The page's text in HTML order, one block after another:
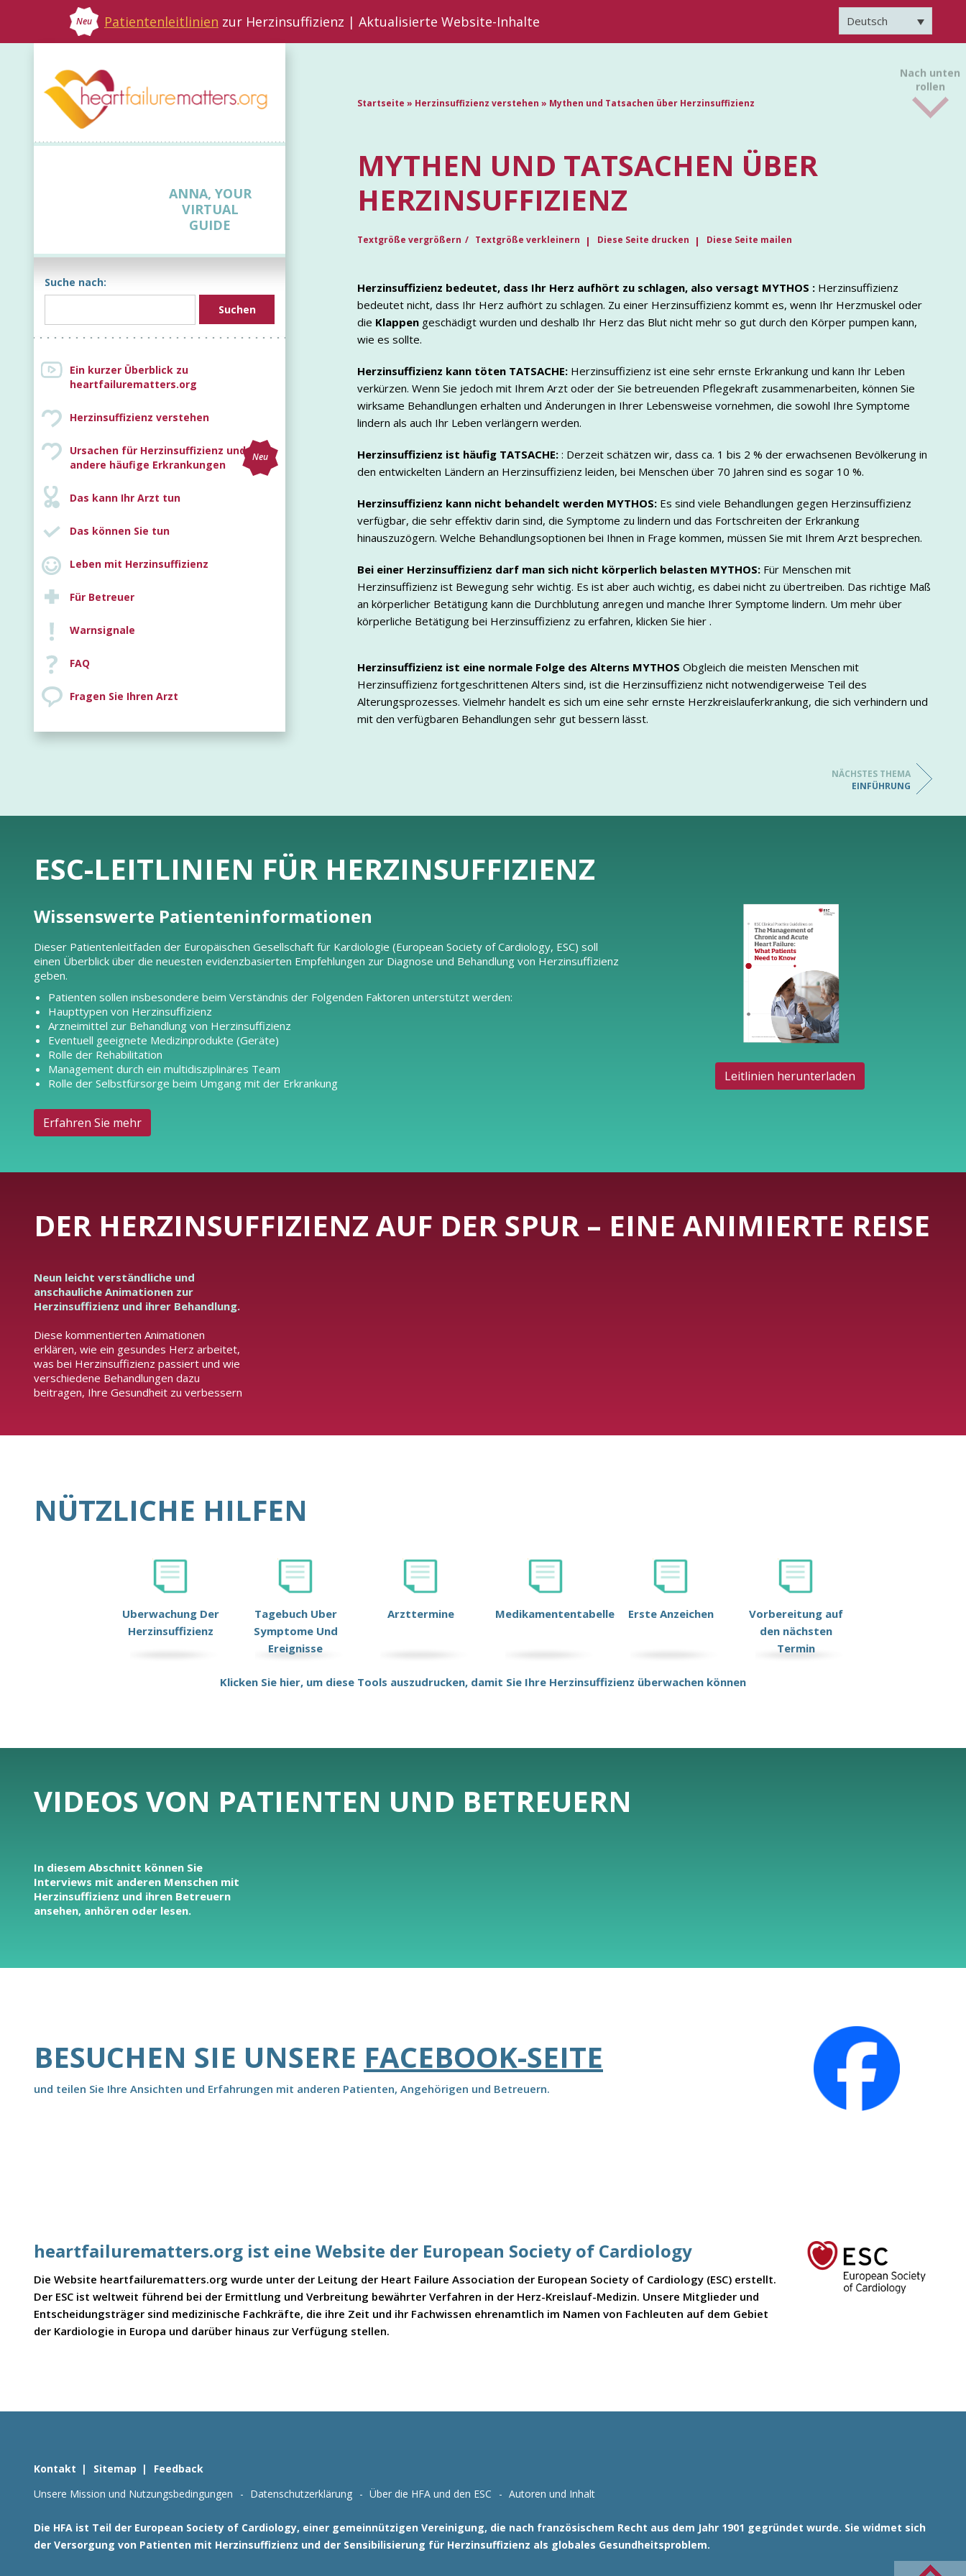
Neu Patientenleitlinien zur Herzinsuffizienz | Aktualisierte Website-Inhalte Deutsch
ANNA, YOUR
VIRTUAL
GUIDE
Suche nach:
Ein kurzer Überblick zu
heartfailurematters.org
Herzinsuffizienz verstehen
Ursachen für Herzinsuffizienz und
andere häufige Erkrankungen
Neu
Das kann Ihr Arzt tun
Das können Sie tun
Leben mit Herzinsuffizienz
Für Betreuer
Warnsignale
FAQ
Fragen Sie Ihren Arzt
Startseite » Herzinsuffizienz verstehen » Mythen und Tatsachen über Herzinsuffizienz
MYTHEN UND TATSACHEN ÜBER
HERZINSUFFIZIENZ
Textgröße vergrößern Textgröße verkleinern Diese Seite drucken Diese Seite mailen
Herzinsuffizienz bedeutet, dass Ihr Herz aufhört zu schlagen, also versagt MYTHOS : Herzinsuffizienz
bedeutet nicht, dass Ihr Herz aufhört zu schlagen. Zu einer Herzinsuffizienz kommt es, wenn Ihr Herzmuskel oder
die Klappen geschädigt wurden und deshalb Ihr Herz das Blut nicht mehr so gut durch den Körper pumpen kann,
wie es sollte.
Herzinsuffizienz kann töten TATSACHE: Herzinsuffizienz ist eine sehr ernste Erkrankung und kann Ihr Leben
verkürzen. Wenn Sie jedoch mit Ihrem Arzt oder der Sie betreuenden Pflegekraft zusammenarbeiten, können Sie
wirksame Behandlungen erhalten und Änderungen in Ihrer Lebensweise vornehmen, die sowohl Ihre Symptome
lindern als auch Ihr Leben verlängern werden.
Herzinsuffizienz ist häufig TATSACHE: : Derzeit schätzen wir, dass ca. 1 bis 2 % der erwachsenen Bevölkerung in
den entwickelten Ländern an Herzinsuffizienz leiden, bei Menschen über 70 Jahren sind es sogar 10 %.
Herzinsuffizienz kann nicht behandelt werden MYTHOS: Es sind viele Behandlungen gegen Herzinsuffizienz
verfügbar, die sehr effektiv darin sind, die Symptome zu lindern und das Fortschreiten der Erkrankung
hinauszuzögern. Welche Behandlungsoptionen bei Ihnen in Frage kommen, müssen Sie mit Ihrem Arzt besprechen.
Bei einer Herzinsuffizienz darf man sich nicht körperlich belasten MYTHOS: Für Menschen mit
Herzinsuffizienz ist Bewegung sehr wichtig. Es ist aber auch wichtig, es dabei nicht zu übertreiben. Das richtige Maß
an körperlicher Betätigung kann die Durchblutung anregen und manche Ihrer Symptome lindern. Um mehr über
körperliche Betätigung bei Herzinsuffizienz zu erfahren, klicken Sie hier .
Herzinsuffizienz ist eine normale Folge des Alterns MYTHOS Obgleich die meisten Menschen mit
Herzinsuffizienz fortgeschrittenen Alters sind, ist die Herzinsuffizienz nicht notwendigerweise Teil des
Alterungsprozesses. Vielmehr handelt es sich um eine sehr ernste Herzkreislauferkrankung, die sich verhindern und
mit den verfügbaren Behandlungen sehr gut bessern lässt.
NÄCHSTES THEMA
EINFÜHRUNG
ESC-LEITLINIEN FÜR HERZINSUFFIZIENZ
Wissenswerte Patienteninformationen
Dieser Patientenleitfaden der Europäischen Gesellschaft für Kardiologie (European Society of Cardiology, ESC) soll
einen Überblick über die neuesten evidenzbasierten Empfehlungen zur Diagnose und Behandlung von Herzinsuffizienz
geben.
Patienten sollen insbesondere beim Verständnis der Folgenden Faktoren unterstützt werden:
Haupttypen von Herzinsuffizienz
Arzneimittel zur Behandlung von Herzinsuffizienz
Eventuell geeignete Medizinprodukte (Geräte)
Rolle der Rehabilitation
Management durch ein multidisziplinäres Team
Rolle der Selbstfürsorge beim Umgang mit der Erkrankung
Erfahren Sie mehr
Leitlinien herunterladen
DER HERZINSUFFIZIENZ AUF DER SPUR – EINE ANIMIERTE REISE
Neun leicht verständliche und
anschauliche Animationen zur
Herzinsuffizienz und ihrer Behandlung.
Diese kommentierten Animationen
erklären, wie ein gesundes Herz arbeitet,
was bei Herzinsuffizienz passiert und wie
verschiedene Behandlungen dazu
beitragen, Ihre Gesundheit zu verbessern
NÜTZLICHE HILFEN
Uberwachung Der
Herzinsuffizienz
Tagebuch Uber
Symptome Und
Ereignisse
Arzttermine Medikamententabelle Erste Anzeichen
Vorbereitung auf
den nächsten
Termin
Klicken Sie hier, um diese Tools auszudrucken, damit Sie Ihre Herzinsuffizienz überwachen können
VIDEOS VON PATIENTEN UND BETREUERN
In diesem Abschnitt können Sie
Interviews mit anderen Menschen mit
Herzinsuffizienz und ihren Betreuern
ansehen, anhören oder lesen.
BESUCHEN SIE UNSERE FACEBOOK-SEITE
und teilen Sie Ihre Ansichten und Erfahrungen mit anderen Patienten, Angehörigen und Betreuern.
heartfailurematters.org ist eine Website der European Society of Cardiology
Die Website heartfailurematters.org wurde unter der Leitung der Heart Failure Association der European Society of Cardiology (ESC) erstellt.
Der ESC ist weltweit führend bei der Ermittlung und Verbreitung bewährter Verfahren in der Herz-Kreislauf-Medizin. Unsere Mitglieder und
Entscheidungsträger sind medizinische Fachkräfte, die ihre Zeit und ihr Fachwissen ehrenamtlich im Namen von Fachleuten auf dem Gebiet
der Kardiologie in Europa und darüber hinaus zur Verfügung stellen.
Kontakt Sitemap
Feedback
Unsere Mission und Nutzungsbedingungen
Datenschutzerklärung Über die HFA und den ESC Autoren und Inhalt
Die HFA ist Teil der European Society of Cardiology, einer gemeinnützigen Vereinigung, die nach französischem Recht aus dem Jahr 1901 gegründet wurde. Sie widmet sich
der Versorgung von Patienten mit Herzinsuffizienz und der Sensibilisierung für Herzinsuffizienz als globales Gesundheitsproblem.
Nach unten
rollen